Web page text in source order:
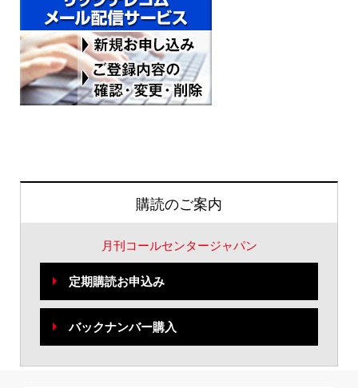
購読のご案内
月刊コールセンタージャパン
定期購読お申込み
バックナンバー購入